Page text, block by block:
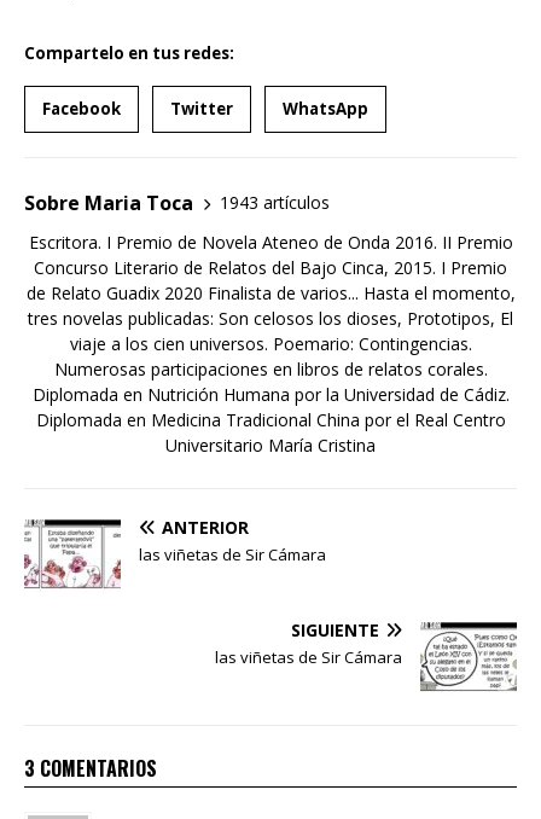
Compartelo en tus redes:
Facebook Twitter WhatsApp
Sobre Maria Toca
1943 artículos
Escritora. I Premio de Novela Ateneo de Onda 2016. II Premio
Concurso Literario de Relatos del Bajo Cinca, 2015. I Premio
de Relato Guadix 2020 Finalista de varios... Hasta el momento,
tres novelas publicadas: Son celosos los dioses, Prototipos, El
viaje a los cien universos. Poemario: Contingencias.
Numerosas participaciones en libros de relatos corales.
Diplomada en Nutrición Humana por la Universidad de Cádiz.
Diplomada en Medicina Tradicional China por el Real Centro
Universitario María Cristina
ANTERIOR
las viñetas de Sir Cámara
SIGUIENTE
las viñetas de Sir Cámara
3 COMENTARIOS